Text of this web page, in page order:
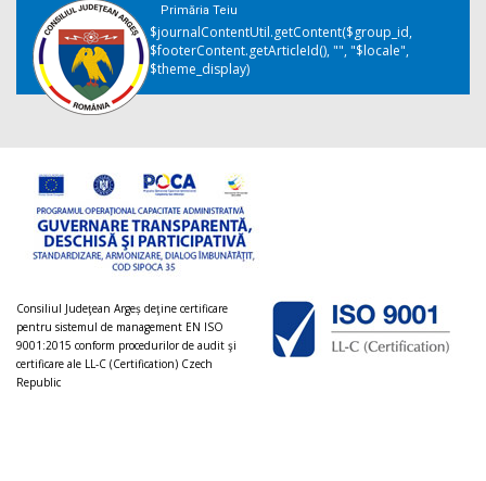
Primăria Teiu
$journalContentUtil.getContent($group_id,
$footerContent.getArticleId(), "", "$locale",
$theme_display)
Consiliul Judeţean Argeș deţine certificare
pentru sistemul de management EN ISO
9001:2015 conform procedurilor de audit şi
certificare ale LL-C (Certification) Czech
Republic